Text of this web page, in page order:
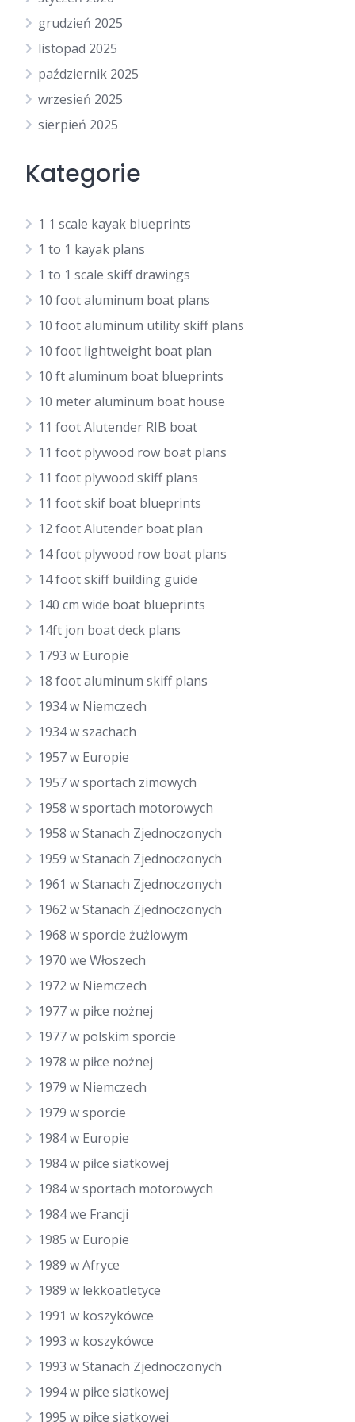
grudzień 2025
listopad 2025
październik 2025
wrzesień 2025
sierpień 2025
Kategorie
1 1 scale kayak blueprints
1 to 1 kayak plans
1 to 1 scale skiff drawings
10 foot aluminum boat plans
10 foot aluminum utility skiff plans
10 foot lightweight boat plan
10 ft aluminum boat blueprints
10 meter aluminum boat house
11 foot Alutender RIB boat
11 foot plywood row boat plans
11 foot plywood skiff plans
11 foot skif boat blueprints
12 foot Alutender boat plan
14 foot plywood row boat plans
14 foot skiff building guide
140 cm wide boat blueprints
14ft jon boat deck plans
1793 w Europie
18 foot aluminum skiff plans
1934 w Niemczech
1934 w szachach
1957 w Europie
1957 w sportach zimowych
1958 w sportach motorowych
1958 w Stanach Zjednoczonych
1959 w Stanach Zjednoczonych
1961 w Stanach Zjednoczonych
1962 w Stanach Zjednoczonych
1968 w sporcie żużlowym
1970 we Włoszech
1972 w Niemczech
1977 w piłce nożnej
1977 w polskim sporcie
1978 w piłce nożnej
1979 w Niemczech
1979 w sporcie
1984 w Europie
1984 w piłce siatkowej
1984 w sportach motorowych
1984 we Francji
1985 w Europie
1989 w Afryce
1989 w lekkoatletyce
1991 w koszykówce
1993 w koszykówce
1993 w Stanach Zjednoczonych
1994 w piłce siatkowej
1995 w piłce siatkowej